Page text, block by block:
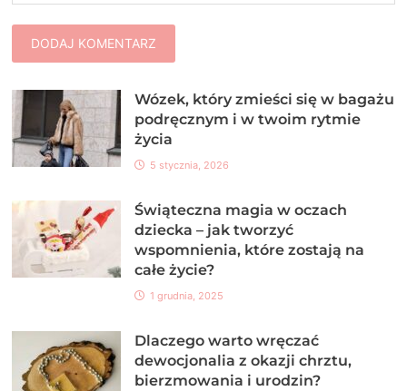
Wózek, który zmieści się w bagażu
podręcznym i w twoim rytmie
życia
5 stycznia, 2026
Świąteczna magia w oczach
dziecka – jak tworzyć
wspomnienia, które zostają na
całe życie?
1 grudnia, 2025
Dlaczego warto wręczać
dewocjonalia z okazji chrztu,
bierzmowania i urodzin?